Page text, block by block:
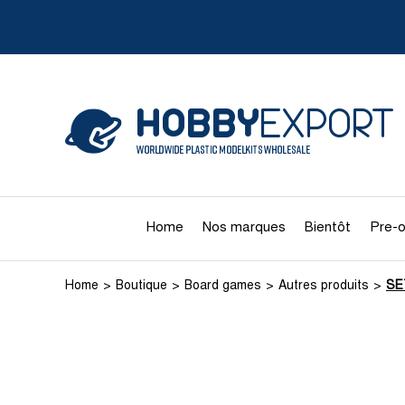
Home Nos marques Bientôt Pre-
Home Boutique Board games Autres produits